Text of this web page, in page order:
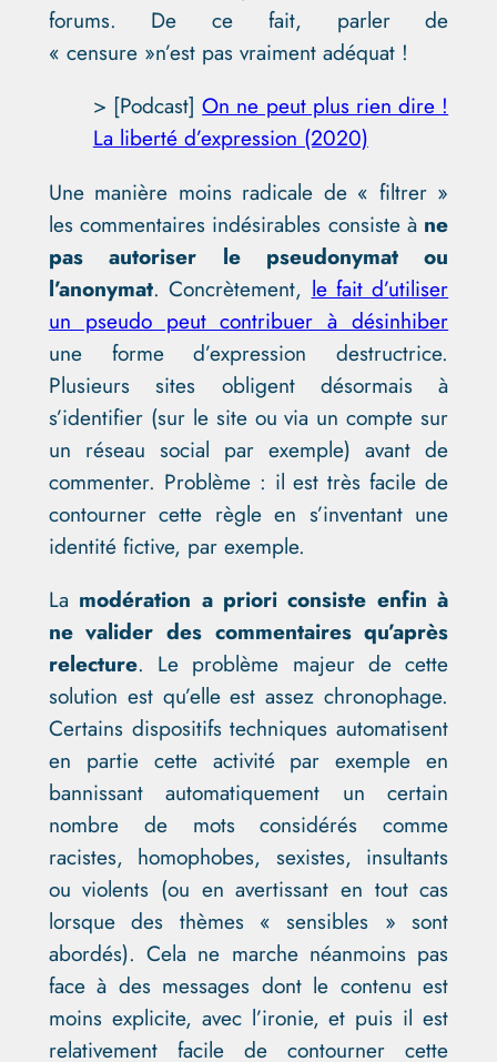
forums. De ce fait, parler de
« censure »n’est pas vraiment adéquat !
> [Podcast]On ne peut plus rien dire !
La liberté d’expression (2020)
Une manière moins radicale de « filtrer »
les commentaires indésirables consiste à ne
pas autoriser le pseudonymat ou
l’anonymat. Concrètement, le fait d’utiliser
un pseudo peut contribuer à désinhiber
une forme d’expression destructrice.
Plusieurs sites obligent désormais à
s’identifier (sur le site ou via un compte sur
un réseau social par exemple) avant de
commenter. Problème : il est très facile de
contourner cette règle en s’inventant une
identité fictive, par exemple.
La modération a priori consiste enfin à
ne valider des commentaires qu’après
relecture. Le problème majeur de cette
solution est qu’elle est assez chronophage.
Certains dispositifs techniques automatisent
en partie cette activité par exemple en
bannissant automatiquement un certain
nombre de mots considérés comme
racistes, homophobes, sexistes, insultants
ou violents (ou en avertissant en tout cas
lorsque des thèmes « sensibles » sont
abordés). Cela ne marche néanmoins pas
face à des messages dont le contenu est
moins explicite, avec l’ironie, et puis il est
relativement facile de contourner cette